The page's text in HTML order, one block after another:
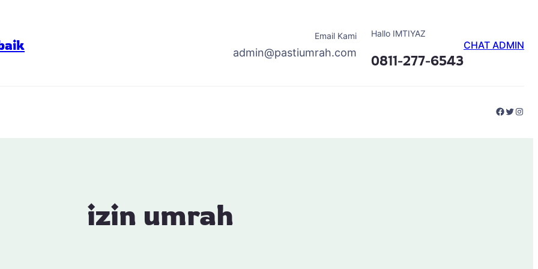
Email Kami
admin@pastiumrah.com
Hallo IMTIYAZ
0811-277-6543
CHAT ADMIN
Twitter
izin umrah